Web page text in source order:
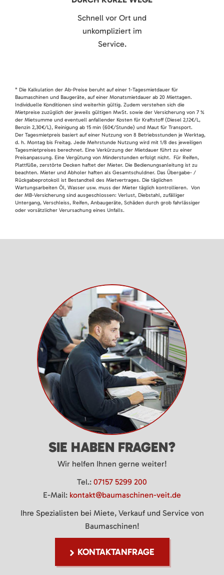
Schnell vor Ort und
unkompliziert im
Service.
* Die Kalkulation der Ab-Preise beruht auf einer 1-Tagesmietdauer für
Baumaschinen und Baugeräte, auf einer Monatsmietdauer ab 20 Miettagen.
Individuelle Konditionen sind weiterhin gültig. Zudem verstehen sich die
Mietpreise zuzüglich der jeweils gültigen MwSt. sowie der Versicherung von 7 %
der Mietsumme und eventuell anfallender Kosten für Kraftstoff (Diesel 2,12€/L,
Benzin 2,30€/L), Reinigung ab 15 min (60€/Stunde) und Maut für Transport.
Der Tagesmietpreis basiert auf einer Nutzung von 8 Betriebsstunden je Werktag,
d. h. Montag bis Freitag. Jede Mehrstunde Nutzung wird mit 1/8 des jeweiligen
Tagesmietpreises berechnet. Eine Verkürzung der Mietdauer führt zu einer
Preisanpassung. Eine Vergütung von Minderstunden erfolgt nicht. Für Reifen,
Plattfüße, zerstörte Decken haftet der Mieter. Die Bedienungsanleitung ist zu
beachten. Mieter und Abholer haften als Gesamtschuldner. Das Übergabe- /
Rückgabeprotokoll ist Bestandteil des Mietvertrages. Die täglichen
Wartungsarbeiten Öl, Wasser usw. muss der Mieter täglich kontrollieren. Von
der MB-Versicherung sind ausgeschlossen: Verlust, Diebstahl, zufälliger
Untergang, Verschleiss, Reifen, Anbaugeräte, Schäden durch grob fahrlässiger
oder vorsätzlicher Verursachung eines Unfalls.
SIE HABEN FRAGEN?
Wir helfen Ihnen gerne weiter!
Tel.: 07157 5299 200
E-Mail: kontakt@baumaschinen-veit.de
Ihre Spezialisten bei Miete, Verkauf und Service von
Baumaschinen!
KONTAKTANFRAGE